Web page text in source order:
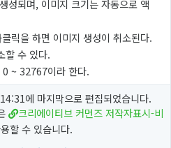
성되며, 이미지 크기는 자동으로 액
릭을 하면 이미지 생성이 취소된다.
할 수 있다.
~ 32767이라 한다.
에 마지막으로 편집되었습니다.
크리에이티브 커먼즈 저작자표시-비
할 수 있습니다.